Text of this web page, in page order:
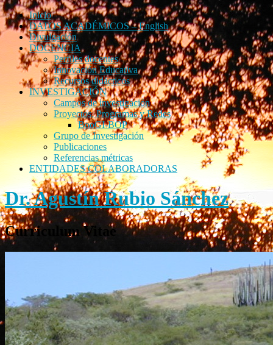
Inicio
DATOS ACADÉMICOS – English
Divulgación
DOCENCIA
Perfiles docentes
Innovación Educativa
Recursos didácticos
INVESTIGACIÓN
Campos de investigación
Proyectos, Programas y Redes
BooGI-BOP
Grupo de Investigación
Publicaciones
Referencias métricas
ENTIDADES COLABORADORAS
Dr. Agustín Rubio Sánchez
Curriculum Vitae